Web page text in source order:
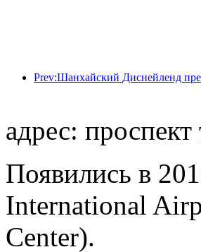
адрес:
Появились в
International
Center).